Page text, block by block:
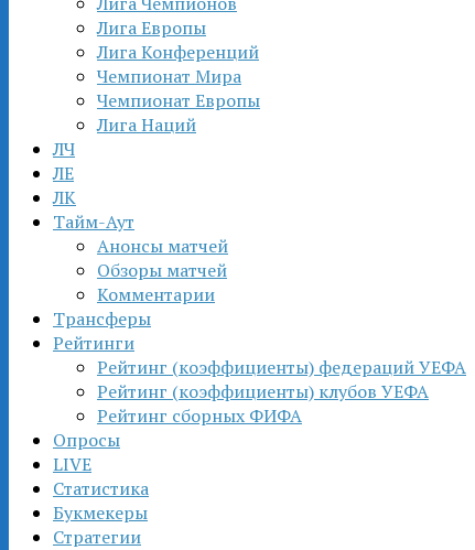
Лига Европы
Лига Конференций
Чемпионат Мира
Чемпионат Европы
Лига Наций
ЛЧ
ЛЕ
ЛК
Тайм-Аут
Анонсы матчей
Обзоры матчей
Комментарии
Трансферы
Рейтинги
Рейтинг (коэффициенты) федераций УЕФА
Рейтинг (коэффициенты) клубов УЕФА
Рейтинг сборных ФИФА
Опросы
LIVE
Статистика
Букмекеры
Стратегии